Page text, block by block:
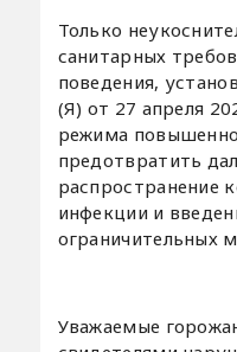
Только
санитарных
поведения,
(Я) от 27 апреля
режима
предотвратить
распространение
инфекции и
ограничительных
Уважаемые